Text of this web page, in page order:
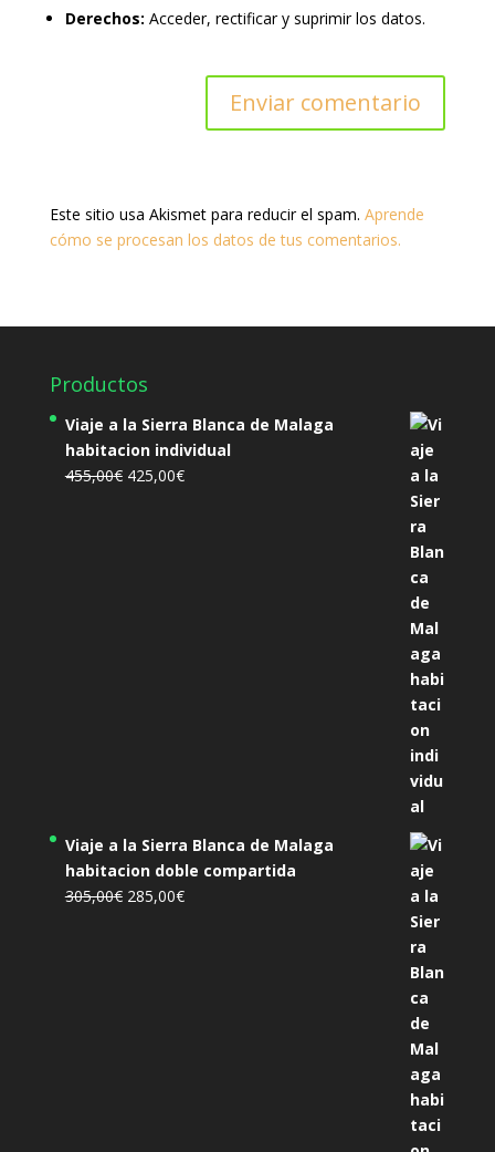
Derechos: Acceder, rectificar y suprimir los datos.
Este sitio usa Akismet para reducir el spam. Aprende
cómo se procesan los datos de tus comentarios.
Productos
Viaje a la Sierra Blanca de Malaga
habitacion individual
455,00€ El
425,00€El
Viaje a la Sierra Blanca de Malaga
habitacion doble compartida
305,00€ El
285,00€El